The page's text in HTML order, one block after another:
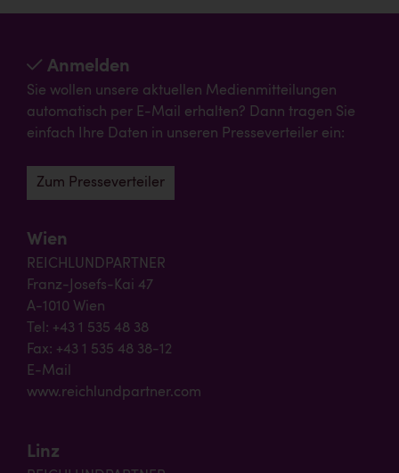
Anmelden
Sie wollen unsere aktuellen Medienmitteilungen
automatisch per E-Mail erhalten? Dann tragen Sie
einfach Ihre Daten in unseren Presseverteiler ein:
Zum Presseverteiler
Wien
REICHLUNDPARTNER
Franz-Josefs-Kai 47
A-1010 Wien
Tel: +43 1 535 48 38
Fax: +43 1 535 48 38-12
E-Mail
www.reichlundpartner.com
Linz